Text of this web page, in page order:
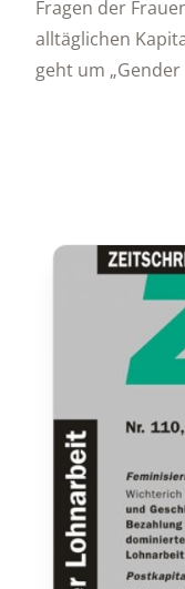
Fragen der
alltäglichen
geht um